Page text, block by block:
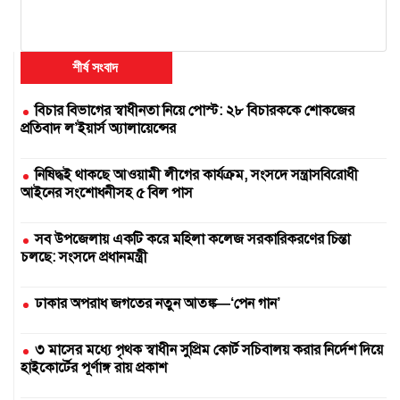
শীর্ষ সংবাদ
বিচার বিভাগের স্বাধীনতা নিয়ে পোস্ট: ২৮ বিচারককে শোকজের
প্রতিবাদ ল’ইয়ার্স অ্যালায়েন্সের
নিষিদ্ধই থাকছে আওয়ামী লীগের কার্যক্রম, সংসদে সন্ত্রাসবিরোধী
আইনের সংশোধনীসহ ৫ বিল পাস
সব উপজেলায় একটি করে মহিলা কলেজ সরকারিকরণের চিন্তা
চলছে: সংসদে প্রধানমন্ত্রী
ঢাকার অপরাধ জগতের নতুন আতঙ্ক—‘পেন গান’
৩ মাসের মধ্যে পৃথক স্বাধীন সুপ্রিম কোর্ট সচিবালয় করার নির্দেশ দিয়ে
হাইকোর্টের পূর্ণাঙ্গ রায় প্রকাশ